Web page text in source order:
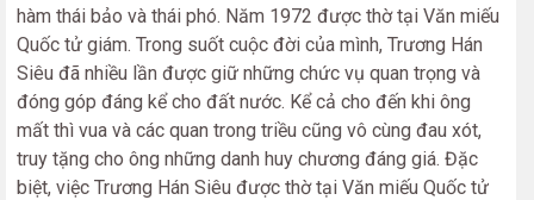
hàm thái bảo và thái phó. Năm 1972 được thờ tại Văn miếu
Quốc tử giám. Trong suốt cuộc đời của mình, Trương Hán
Siêu đã nhiều lần được giữ những chức vụ quan trọng và
đóng góp đáng kể cho đất nước. Kể cả cho đến khi ông
mất thì vua và các quan trong triều cũng vô cùng đau xót,
truy tặng cho ông những danh huy chương đáng giá. Đặc
biệt, việc Trương Hán Siêu được thờ tại Văn miếu Quốc tử